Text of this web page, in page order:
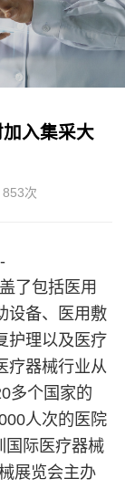
入集采大
853次
了包括医用
设备、医用敷
护理以及医疗
疗器械行业从
多个国家的
人次的医院
国际医疗器械
展览会主办